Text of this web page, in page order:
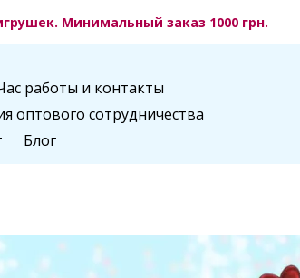
Минимальный заказ 1000 грн.
работы и контакты
оптового сотрудничества
Блог